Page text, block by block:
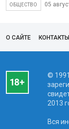
ОБЩЕСТВО 05
О САЙТЕ КОНТАКТЫ
©
2013
Вся